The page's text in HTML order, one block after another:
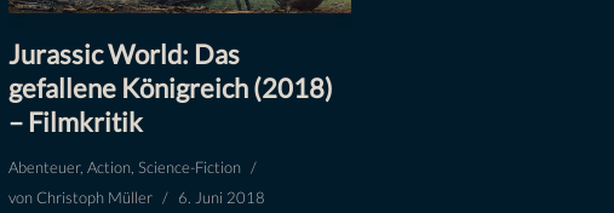
Jurassic World: Das
gefallene Königreich (2018)
– Filmkritik
Abenteuer, Action, Science-Fiction
vonChristoph Müller 6. Juni 2018